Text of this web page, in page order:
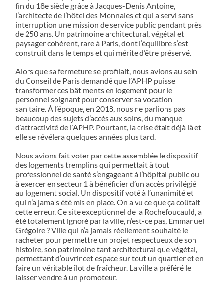
fin du 18e siècle grâce à Jacques-Denis Antoine,
l’architecte de l’hôtel des Monnaies et qui a servi sans
interruption une mission de service public pendant près
de 250 ans. Un patrimoine architectural, végétal et
paysager cohérent, rare à Paris, dont l’équilibre s’est
construit dans le temps et qui mérite d’être préservé.
Alors que sa fermeture se profilait, nous avions au sein
du Conseil de Paris demandé que l’APHP puisse
transformer ces bâtiments en logement pour le
personnel soignant pour conserver sa vocation
sanitaire. À l’époque, en 2018, nous ne parlions pas
beaucoup des sujets d’accès aux soins, du manque
d’attractivité de l’APHP. Pourtant, la crise était déjà là et
elle se révélera quelques années plus tard.
Nous avions fait voter par cette assemblée le dispositif
des logements tremplins qui permettait à tout
professionnel de santé s’engageant à l’hôpital public ou
à exercer en secteur 1 à bénéficier d’un accès privilégié
au logement social. Un dispositif voté à l’unanimité et
qui n’a jamais été mis en place. On a vu ce que ça coûtait
cette erreur. Ce site exceptionnel de la Rochefoucauld, a
été totalement ignoré par la ville, n’est-ce pas, Emmanuel
Grégoire ? Ville qui n’a jamais réellement souhaité le
racheter pour permettre un projet respectueux de son
histoire, son patrimoine tant architectural que végétal,
permettant d’ouvrir cet espace sur tout un quartier et en
faire un véritable îlot de fraîcheur. La ville a préféré le
laisser vendre à un promoteur.